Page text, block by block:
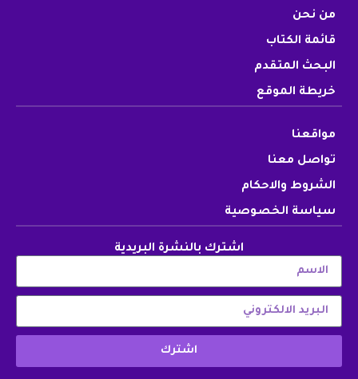
من نحن
قائمة الكتاب
البحث المتقدم
خريطة الموقع
مواقعنا
تواصل معنا
الشروط والاحكام
سياسة الخصوصية
اشترك بالنشرة البريدية
اشترك